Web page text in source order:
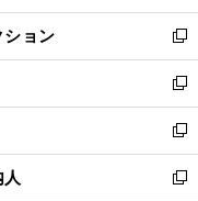
開
く
ウ
で
開
く
ン
ド
ウ
で
開
く
ウ
ィ
ン
ド
ウ
で
開
く
ョン
新
し
い
ウ
ィ
ン
ド
新
し
い
ウ
ィ
新
し
い
新